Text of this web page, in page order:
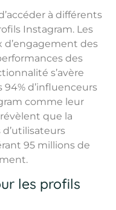
à différents
Instagram. Les
d’engagement des
des
s’avère
d’influenceurs
comme leur
que la
95 millions de
les profils